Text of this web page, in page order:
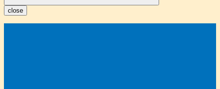
close